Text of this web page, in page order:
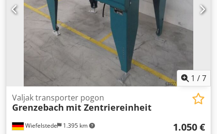
valjcima dostupna cena: po komadu dimenzije:
1400/1150/V960 mm težina: cca 230 kg
1 /7
Wiefelstede 1.395 km
Valjak transporter pogon
Grenzebach mit Zentriereinheit
1.050 €